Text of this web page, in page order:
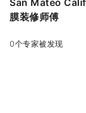
San Mateo
膜装修师傅
0个专家被发现